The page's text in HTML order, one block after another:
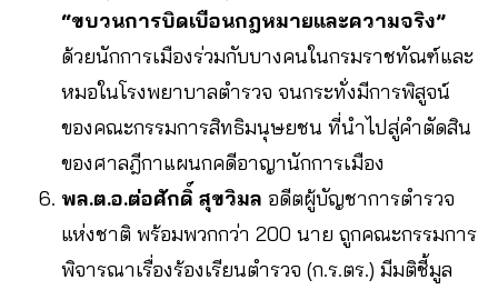
“ขบวนการบิดเบือนกฎหมายและความจริง”
ด้วยนักการเมืองร่วมกับบางคนในกรมราชทัณฑ์และ
หมอในโรงพยาบาลตำรวจ จนกระทั่งมีการพิสูจน์
ของคณะกรรมการสิทธิมนุษยชน ที่นำไปสู่คำตัดสิน
ของศาลฎีกาแผนกคดีอาญานักการเมือง
พล.ต.อ.ต่อศักดิ์ สุขวิมล อดีตผู้บัญชาการตำรวจ
แห่งชาติ พร้อมพวกกว่า 200 นาย ถูกคณะกรรมการ
พิจารณาเรื่องร้องเรียนตำรวจ (ก.ร.ตร.) มีมติชี้มูล